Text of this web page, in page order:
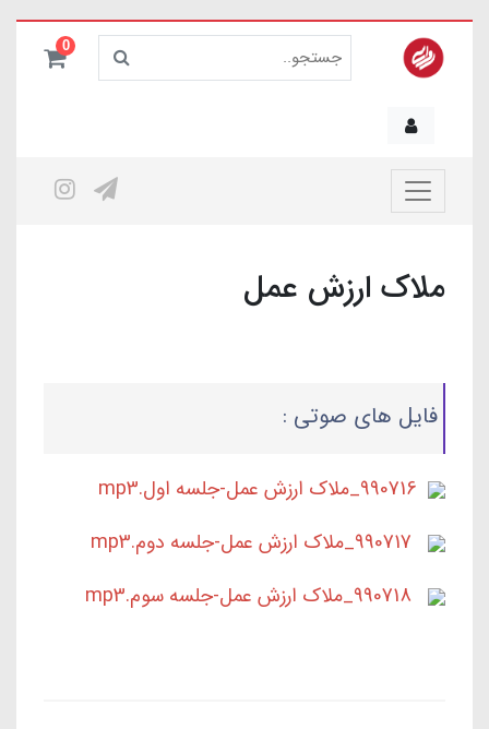
0
ملاک ارزش عمل
فایل های صوتی :
990716_ملاک ارزش عمل-جلسه اول.mp3
990717_ملاک ارزش عمل-جلسه دوم.mp3
990718_ملاک ارزش عمل-جلسه سوم.mp3